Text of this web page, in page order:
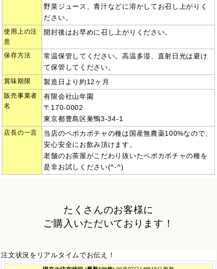
野菜ジュース、青汁などに溶かしてお召し上がりく
ださい。
使用上の注
意
開封後はお早めに召し上がりください。
保存方法
常温保管してください。高温多湿、直射日光は避け
て保管してください。
賞味期限 製造日より約12ヶ月
販売事業者
名
有限会社山年園
〒170-0002
東京都豊島区巣鴨3-34-1
店長の一言
当店のペポカボチャの種は国産無農薬100%なので、
安心安全にお飲み頂けます。
老舗のお茶屋がこだわり抜いたペポカボチャの種を
是非お試しください(^-^)
たくさんのお客様に
ご購入いただいております！
注文状況をリアルタイムでお伝え！